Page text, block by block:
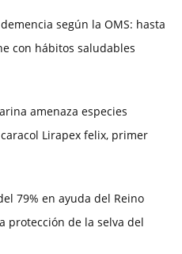
según la OMS: hasta
con hábitos saludables
amenaza especies
Lirapex felix, primer
79% en ayuda del Reino
protección de la selva del